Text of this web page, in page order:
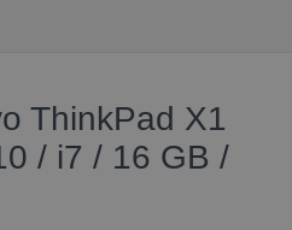
ThinkPad X1
/ i7 / 16 GB /